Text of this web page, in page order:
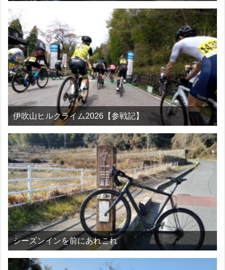
伊吹山ヒルクライム2026【参戦記】
シーズンインを前にあれこれ